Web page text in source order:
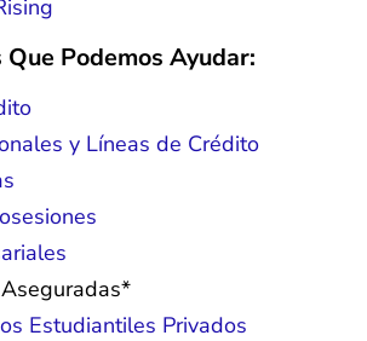
Que Podemos Ayudar:
y Líneas de Crédito
Estudiantiles Privados